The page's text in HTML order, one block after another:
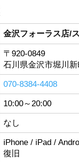
金沢フォーラス店/
〒920-0849
石川県金沢市堀川
070-8384-4408
10:00～20:00
なし
iPhone / iPad /
復旧